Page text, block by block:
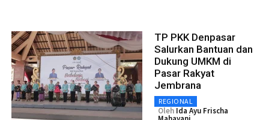
TP PKK Denpasar
Salurkan Bantuan dan
Dukung UMKM di
Pasar Rakyat
Jembrana
REGIONAL
Oleh Ida Ayu Frischa